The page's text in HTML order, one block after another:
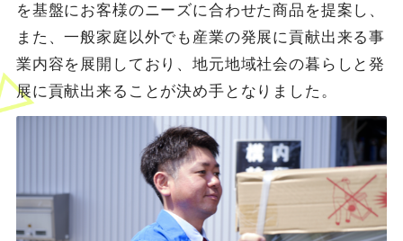
を基盤にお客様のニーズに合わせた商品を提案し、
また、一般家庭以外でも産業の発展に貢献出来る事
業内容を展開しており、地元地域社会の暮らしと発
展に貢献出来ることが決め手となりました。